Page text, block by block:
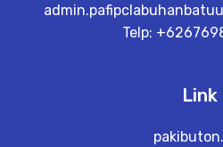
Telp:
Link